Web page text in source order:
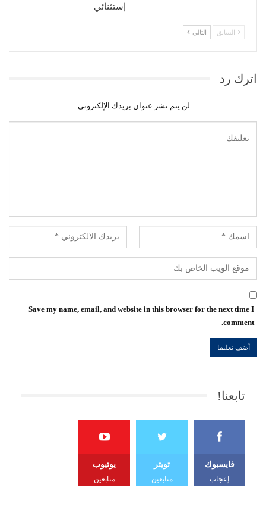
إستثنائي
السابق التالي
اترك رد
لن يتم نشر عنوان بريدك الإلكتروني.
Save my name, email, and website in this browser for the next time I
comment.
تابعنا!
فايسبوك
إعجاب
تويتر
متابعين
يوتيوب
متابعين